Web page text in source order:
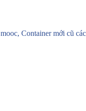
Container mới cũ